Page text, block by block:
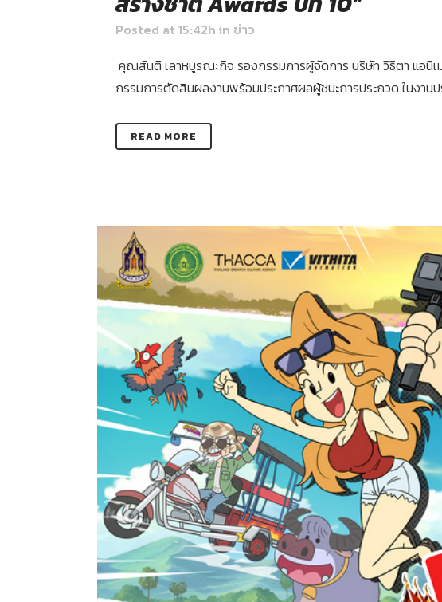
Posted at 15:42h in ข่าว
คุณสันติ เลาหบูรณะกิจ รองกรรมการผู้จัดการ บริษัท วิธิตา แอนิเ
กรรมการตัดสินผลงานพร้อมประกาศผลผู้ชนะการประกวด ในงาน
READ MORE